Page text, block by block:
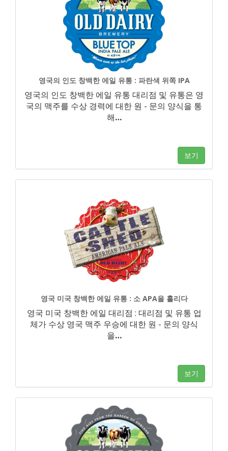
영국의 인도 창백한 에일 유통 : 파란색 위쪽 IPA
영국의 인도 창백한 에일 유통 대리점 및 유통은 영
국의 맥주를 수상 경력에 대한 원 - 문의 양식을 통
해…
보기
영국 미국 창백한 에일 유통 : 소 APA을 흘리다
영국 미국 창백한 에일 대리점 : 대리점 및 유통 업
체가 수상 영국 맥주 우승에 대한 원 - 문의 양식
을…
보기